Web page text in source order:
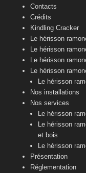
Contacts
Crédits
Kindling Cracker
Le hérisson
Le hérisson
Le hérisson
Le hérisson
Le hérisson
Nos installations
Nos services
Le hérisson
Le hérisson
et bois
Le hérisson
Présentation
Réglementation